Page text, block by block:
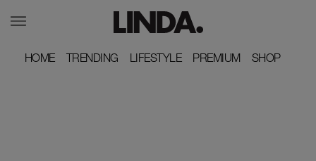
HOME
HOME TRENDING
TRENDING LIFESTYLE
LIFESTYLE PREMIUM
PREMIUM SHOP
SHOP